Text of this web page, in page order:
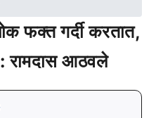
फक्त गर्दी करतात,
रामदास आठवले